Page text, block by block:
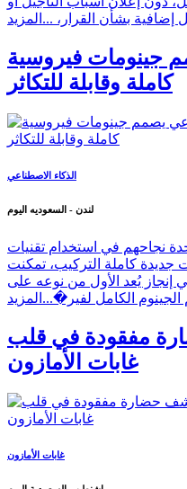
جلسة محاكمة الفنان
اللبناني فضل شاكر، التي كانت مقرر عقدها في 5 أغسطس/آب
بشأن القرار، ...المزيد
جينومات فيروسية
كاملة وقابلة للتكاثر
الذكاء الاصطناعي
لندن - السعوديه اليوم
نجاحهم في استخدام تقنيات
جديدة كاملة التركيب، تمكنت
الكامل لفير�...المزيد
مفقودة في قلب
غابات الأمازون